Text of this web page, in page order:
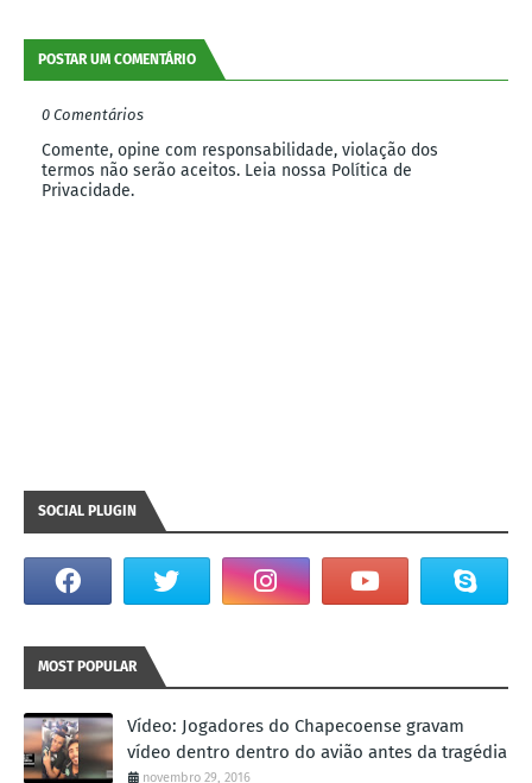
POSTAR UM COMENTÁRIO
0 Comentários
Comente, opine com responsabilidade, violação dos
termos não serão aceitos. Leia nossa Política de
Privacidade.
SOCIAL PLUGIN
MOST POPULAR
Vídeo: Jogadores do Chapecoense gravam
vídeo dentro dentro do avião antes da tragédia
novembro 29, 2016